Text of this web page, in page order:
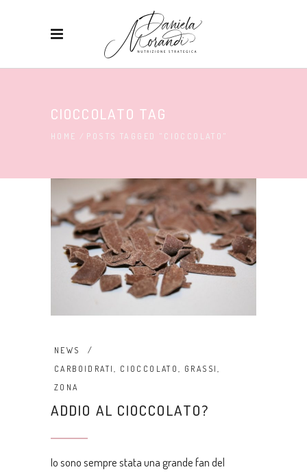
CIOCCOLATO TAG
HOME / POSTS TAGGED "CIOCCOLATO"
NEWS
CARBOIDRATI
CIOCCOLATO GRASSI
ZONA
ADDIO AL CIOCCOLATO?
Io sono sempre stata una grande fan del